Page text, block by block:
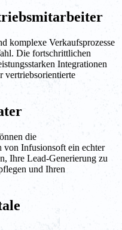
komplexe Verkaufsprozesse
Die fortschrittlichen
Integrationen
vertriebsorientierte
die
von Infusionsoft ein echter
Ihre Lead-Generierung zu
und Ihren